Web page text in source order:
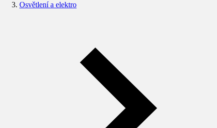
Osvětlení a elektro